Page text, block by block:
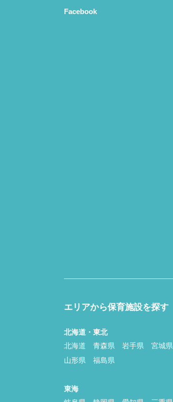
Facebook
エリアから保育施設を探す
北海道・東北
北海道
青森県 岩手県 宮城県
山形県
福島県
東海